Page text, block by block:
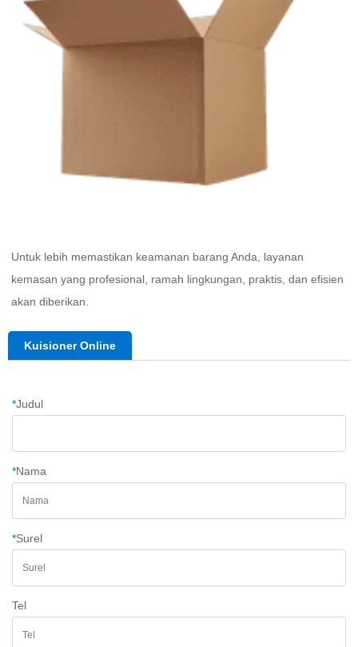
Untuk lebih memastikan keamanan barang Anda, layanan
kemasan yang profesional, ramah lingkungan, praktis, dan efisien
akan diberikan.
Kuisioner Online
*Judul
*Nama
*Surel
Tel